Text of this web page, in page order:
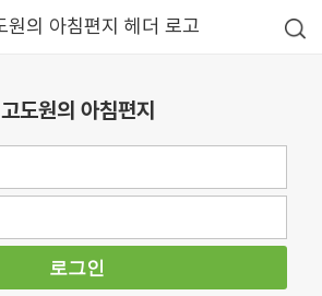
고도원의 아침편지
로그인